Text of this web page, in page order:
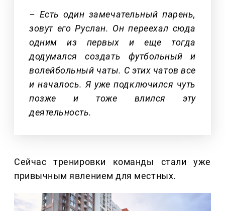
– Есть один замечательный парень,
зовут его Руслан. Он переехал сюда
одним из первых и еще тогда
додумался создать футбольный и
волейбольный чаты. С этих чатов все
и началось. Я уже подключился чуть
позже и тоже влился эту
деятельность.
Сейчас тренировки команды стали уже
привычным явлением для местных.